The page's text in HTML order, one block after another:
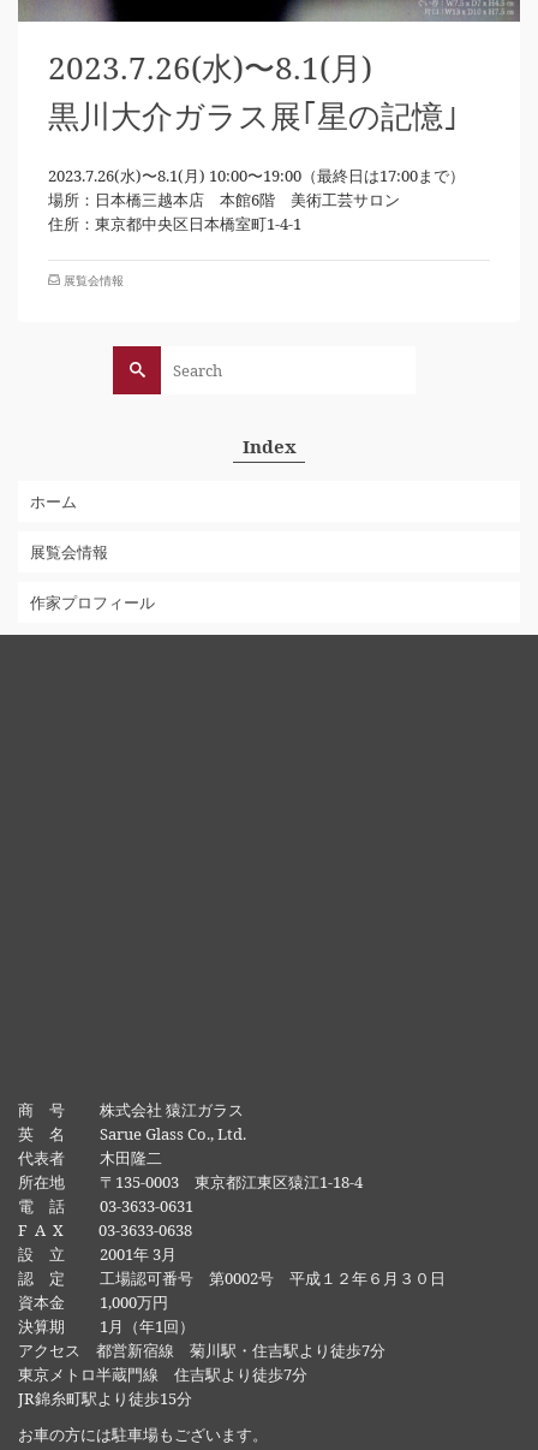
2023.7.26(水)〜8.1(月)
黒川大介ガラス展｢星の記憶｣
2023.7.26(水)〜8.1(月) 10:00〜19:00（最終日は17:00まで）
場所：日本橋三越本店 本館6階 美術工芸サロン
住所：東京都中央区日本橋室町1-4-1
展覧会情報
Search
for:
Index
ホーム
展覧会情報
作家プロフィール
商 号 株式会社 猿江ガラス
英 名 Sarue Glass Co., Ltd.
代表者 木田隆二
所在地 〒135-0003 東京都江東区猿江1-18-4
電 話 03-3633-0631
F A X 03-3633-0638
設 立 2001年 3月
認 定 工場認可番号 第0002号 平成１２年６月３０日
資本金 1,000万円
決算期 1月（年1回）
アクセス 都営新宿線 菊川駅・住吉駅より徒歩7分
東京メトロ半蔵門線 住吉駅より徒歩7分
JR錦糸町駅より徒歩15分
お車の方には駐車場もございます。